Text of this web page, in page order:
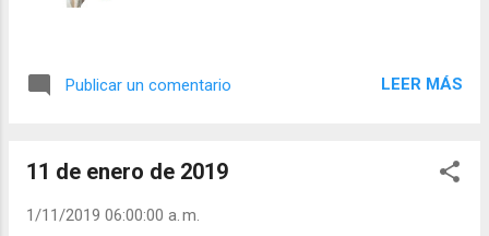
Publicar un comentario LEER MÁS
11 de enero de 2019
1/11/2019 06:00:00 a. m.